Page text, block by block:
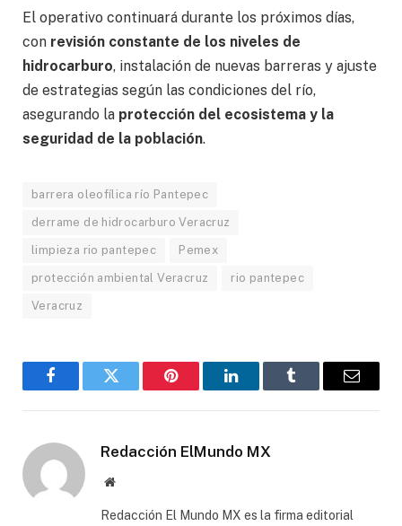
El operativo continuará durante los próximos días,
con revisión constante de los niveles de
hidrocarburo, instalación de nuevas barreras y ajuste
de estrategias según las condiciones del río,
asegurando la protección del ecosistema y la
seguridad de la población.
barrera oleofílica río Pantepec
derrame de hidrocarburo Veracruz
limpieza rio pantepec Pemex
protección ambiental Veracruz rio pantepec
Veracruz
FacebookGorjeo Pinterest LinkedInTumblr
Correo
Redacción ElMundo MX
Sitio
Redacción El Mundo MX es la firma editorial